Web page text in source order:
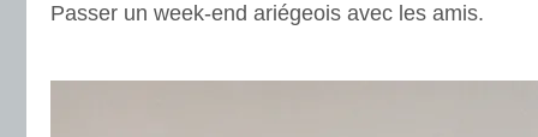
Passer un week-end ariégeois avec les amis.